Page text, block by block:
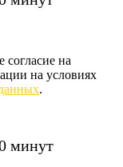
на
на условиях
.
минут